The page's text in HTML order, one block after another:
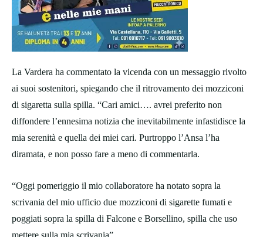
La Vardera ha commentato la vicenda con un messaggio rivolto
ai suoi sostenitori, spiegando che il ritrovamento dei mozziconi
di sigaretta sulla spilla. “Cari amici…. avrei preferito non
diffondere l’ennesima notizia che inevitabilmente infastidisce la
mia serenità e quella dei miei cari. Purtroppo l’Ansa l’ha
diramata, e non posso fare a meno di commentarla.
“Oggi pomeriggio il mio collaboratore ha notato sopra la
scrivania del mio ufficio due mozziconi di sigarette fumati e
poggiati sopra la spilla di Falcone e Borsellino, spilla che uso